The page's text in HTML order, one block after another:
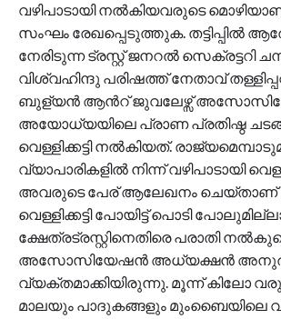
വഴിപാടായി നല്‍കിയവരുടെ
സംഘം രേഖപ്പെടുത്തുക. തട്ടിപ്പില്‍
നേരിടുന്ന ട്രസ്റ്റ് ജനറല്‍ സെക്രട്ടറി
വിശ്വഹിന്ദു പരിഷത്ത് നേതാവ്
ബുള്യന്‍ ആന്‍റ് ജുവലേഴ്സ്
അയോധ്യയിലെ പ്രാണ പ്രതിഷ്ഠ
വെള്ളിക്കട്ടി നല്‍കിയത്.
വ്യാപാരികളില്‍ നിന്ന് വഴിപാടായി
അവരുടെ പേര് ആലേഖനം ചെയ്താണ്
വെള്ളിക്കട്ടി പോയിട്ട് പൊടി
ക്ഷേത്രട്രസ്റ്റിനെതിരെ പരാതി
അസോസിയേഷന്‍ അധ്യക്ഷന്‍
വ്യക്തമാക്കിയിരുന്നു. മൂന്ന് കിലോ
മാലയും പാദുകങ്ങളും മുംബൈയിലെ